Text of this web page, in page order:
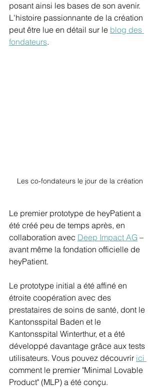
posant ainsi les bases de son avenir.
L'histoire passionnante de la création
peut être lue en détail sur le blog des
fondateurs.
Les co-fondateurs le jour de la création
Le premier prototype de heyPatient a
été créé peu de temps après, en
collaboration avec Deep Impact AG –
avant même la fondation officielle de
heyPatient.
Le prototype initial a été affiné en
étroite coopération avec des
prestataires de soins de santé, dont le
Kantonsspital Baden et le
Kantonsspital Winterthur, et a été
développé davantage grâce aux tests
utilisateurs. Vous pouvez découvrir ici
comment le premier "Minimal Lovable
Product" (MLP) a été conçu.